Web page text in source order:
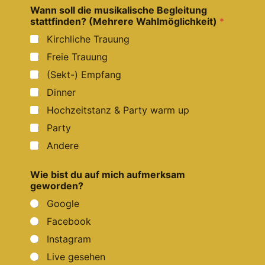
i
n
e
n
?
i
h
r
?
Wann soll die musikalische Begleitung
stattfinden? (Mehrere Wahlmöglichkeit) *
Kirchliche Trauung
Freie Trauung
(Sekt-) Empfang
Dinner
Hochzeitstanz & Party warm up
Party
Andere
Wie bist du auf mich aufmerksam
geworden?
Google
Facebook
Instagram
Live gesehen